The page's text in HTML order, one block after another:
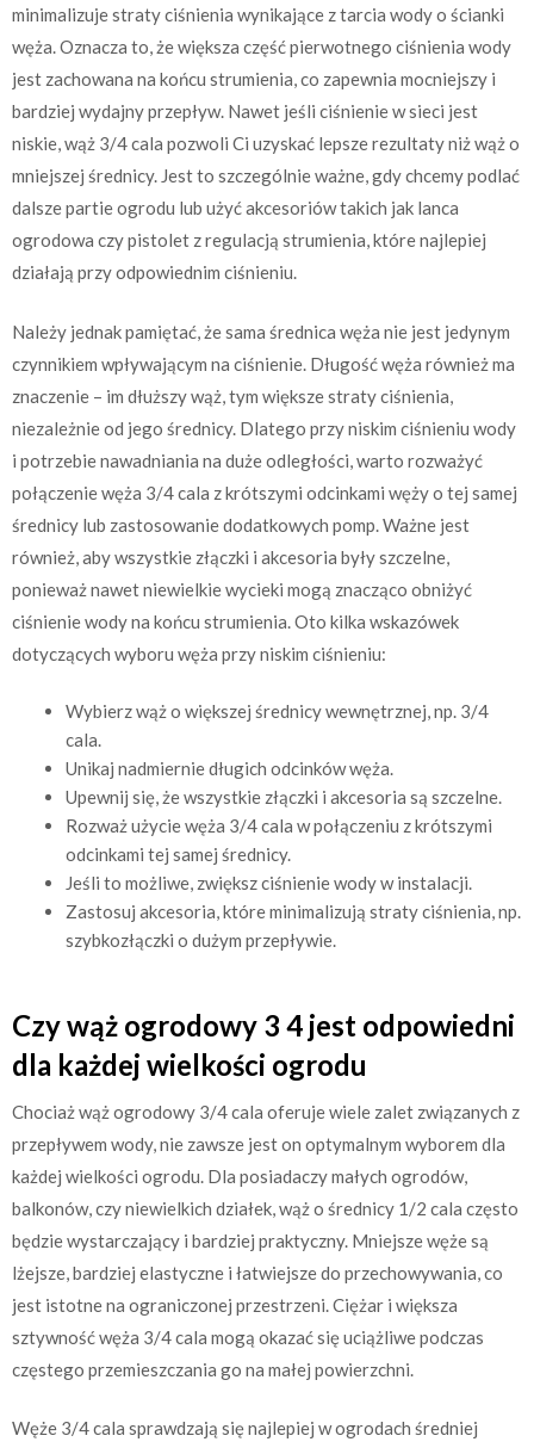
minimalizuje straty ciśnienia wynikające z tarcia wody o ścianki
węża. Oznacza to, że większa część pierwotnego ciśnienia wody
jest zachowana na końcu strumienia, co zapewnia mocniejszy i
bardziej wydajny przepływ. Nawet jeśli ciśnienie w sieci jest
niskie, wąż 3/4 cala pozwoli Ci uzyskać lepsze rezultaty niż wąż o
mniejszej średnicy. Jest to szczególnie ważne, gdy chcemy podlać
dalsze partie ogrodu lub użyć akcesoriów takich jak lanca
ogrodowa czy pistolet z regulacją strumienia, które najlepiej
działają przy odpowiednim ciśnieniu.
Należy jednak pamiętać, że sama średnica węża nie jest jedynym
czynnikiem wpływającym na ciśnienie. Długość węża również ma
znaczenie – im dłuższy wąż, tym większe straty ciśnienia,
niezależnie od jego średnicy. Dlatego przy niskim ciśnieniu wody
i potrzebie nawadniania na duże odległości, warto rozważyć
połączenie węża 3/4 cala z krótszymi odcinkami węży o tej samej
średnicy lub zastosowanie dodatkowych pomp. Ważne jest
również, aby wszystkie złączki i akcesoria były szczelne,
ponieważ nawet niewielkie wycieki mogą znacząco obniżyć
ciśnienie wody na końcu strumienia. Oto kilka wskazówek
dotyczących wyboru węża przy niskim ciśnieniu:
Wybierz wąż o większej średnicy wewnętrznej, np. 3/4
cala.
Unikaj nadmiernie długich odcinków węża.
Upewnij się, że wszystkie złączki i akcesoria są szczelne.
Rozważ użycie węża 3/4 cala w połączeniu z krótszymi
odcinkami tej samej średnicy.
Jeśli to możliwe, zwiększ ciśnienie wody w instalacji.
Zastosuj akcesoria, które minimalizują straty ciśnienia, np.
szybkozłączki o dużym przepływie.
Czy wąż ogrodowy 3 4 jest odpowiedni
dla każdej wielkości ogrodu
Chociaż wąż ogrodowy 3/4 cala oferuje wiele zalet związanych z
przepływem wody, nie zawsze jest on optymalnym wyborem dla
każdej wielkości ogrodu. Dla posiadaczy małych ogrodów,
balkonów, czy niewielkich działek, wąż o średnicy 1/2 cala często
będzie wystarczający i bardziej praktyczny. Mniejsze węże są
lżejsze, bardziej elastyczne i łatwiejsze do przechowywania, co
jest istotne na ograniczonej przestrzeni. Ciężar i większa
sztywność węża 3/4 cala mogą okazać się uciążliwe podczas
częstego przemieszczania go na małej powierzchni.
Węże 3/4 cala sprawdzają się najlepiej w ogrodach średniej